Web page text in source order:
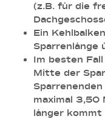
(z.B. für die
Ein
Sparrenlänge
Im besten
Mitte der
maximal 3,50
länger